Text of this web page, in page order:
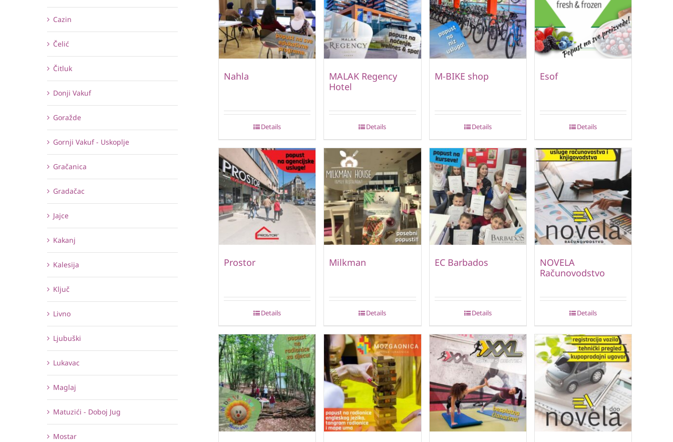
Nahla
Details
MALAK Regency
Hotel
Details
M-BIKE shop
Details
Esof
Details
Prostor
Details
Milkman
Details
EC Barbados
Details
NOVELA
Računovodstvo
Details
Cazin
Čelić
Čitluk
Donji Vakuf
Goražde
Gornji Vakuf - Uskoplje
Gračanica
Gradačac
Jajce
Kakanj
Kalesija
Ključ
Livno
Ljubuški
Lukavac
Maglaj
Matuzići - Doboj Jug
Mostar